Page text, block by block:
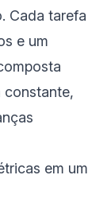
Cada tarefa
e um
constante,
em um